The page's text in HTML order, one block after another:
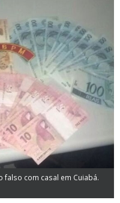
com casal em Cuiabá.